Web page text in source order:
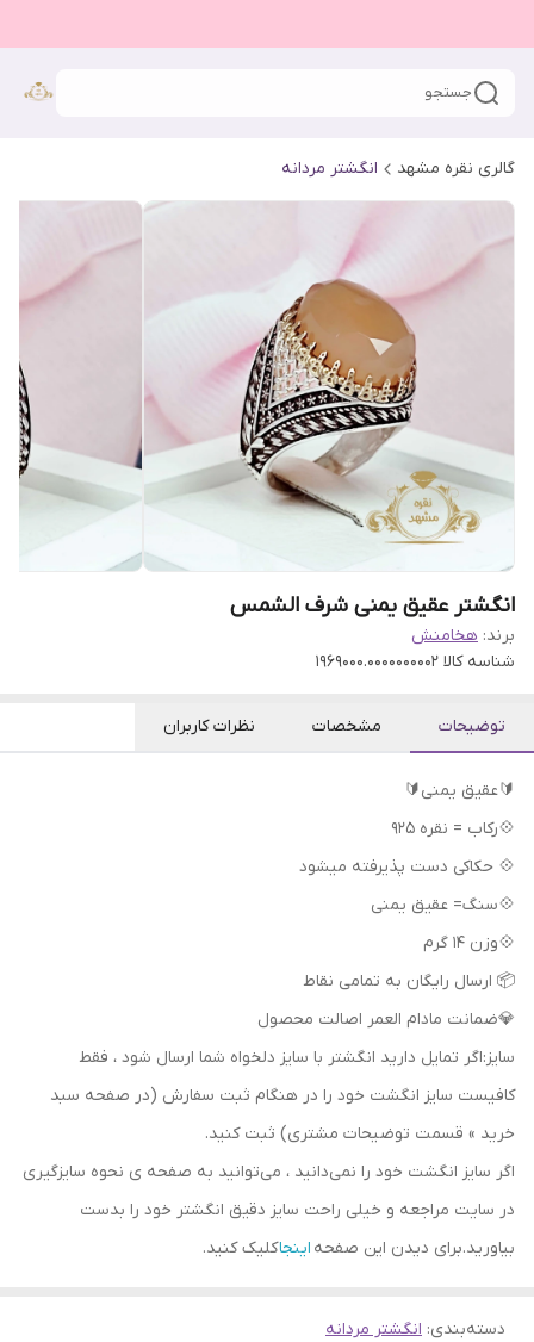
جستجو
گالری نقره مشهد انگشتر مردانه
انگشتر عقیق یمنی شرف الشمس
برند: هخامنش
شناسه کالا 1969000.0000000002
توضیحات مشخصات نظرات کاربران
🔰عقیق یمنی🔰
💠رکاب = نقره 925
💠 حکاکی دست پذیرفته میشود
💠سنگ= عقیق یمنی
💠وزن 14 گرم
📦 ارسال رایگان به تمامی نقاط
💎ضمانت مادام العمر اصالت محصول
سایز:اگر تمایل دارید انگشتر با سایز دلخواه شما ارسال شود ، فقط
کافیست سایز انگشت خود را در هنگام ثبت سفارش (در صفحه سبد
خرید » قسمت توضیحات مشتری) ثبت کنید.
اگر سایز انگشت خود را نمی‌دانید ، می‌توانید به صفحه ی نحوه سایزگیری
در سایت مراجعه و خیلی راحت سایز دقیق انگشتر خود را بدست
بیاورید.برای دیدن این صفحه اینجاکلیک کنید.
دسته‌بندی: انگشتر مردانه